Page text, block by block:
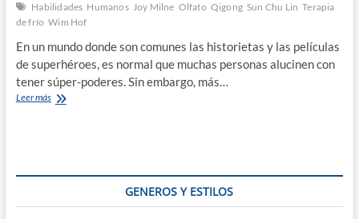
Habilidades Humanos Joy Milne Olfato Qigong Sun Chu Lin Terapia
de frío Wim Hof
En un mundo donde son comunes las historietas y las películas
de superhéroes, es normal que muchas personas alucinen con
tener súper-poderes. Sin embargo, más…
Leer másHumanos
GENEROS Y ESTILOS